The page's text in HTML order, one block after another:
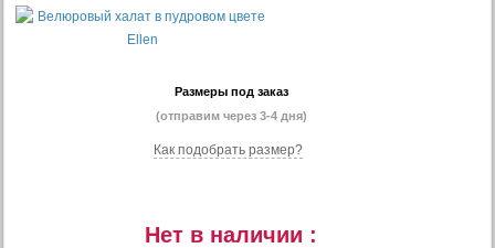
Размеры под заказ
(отправим через 3-4 дня)
Как подобрать размер?
Нет в наличии :